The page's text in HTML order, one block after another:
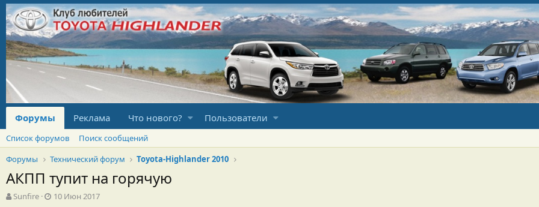
Форумы Реклама Что нового? Пользователи
Список форумов
Поиск сообщений
Форумы
Технический форум Toyota-Highlander 2010
АКПП тупит на горячую
А
Sunfire
Д
10 Июн 2017